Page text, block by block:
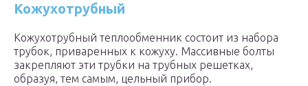
Кожухотрубный
Кожухотрубный теплообменник состоит из набора
трубок, приваренных к кожуху. Массивные болты
закрепляют эти трубки на трубных решетках,
образуя, тем самым, цельный прибор.